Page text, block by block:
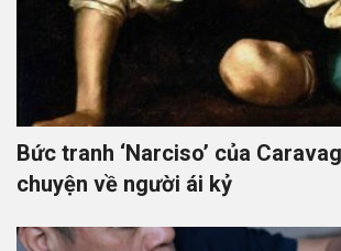
Bức tranh ‘Narciso’ của
chuyện về người ái kỷ